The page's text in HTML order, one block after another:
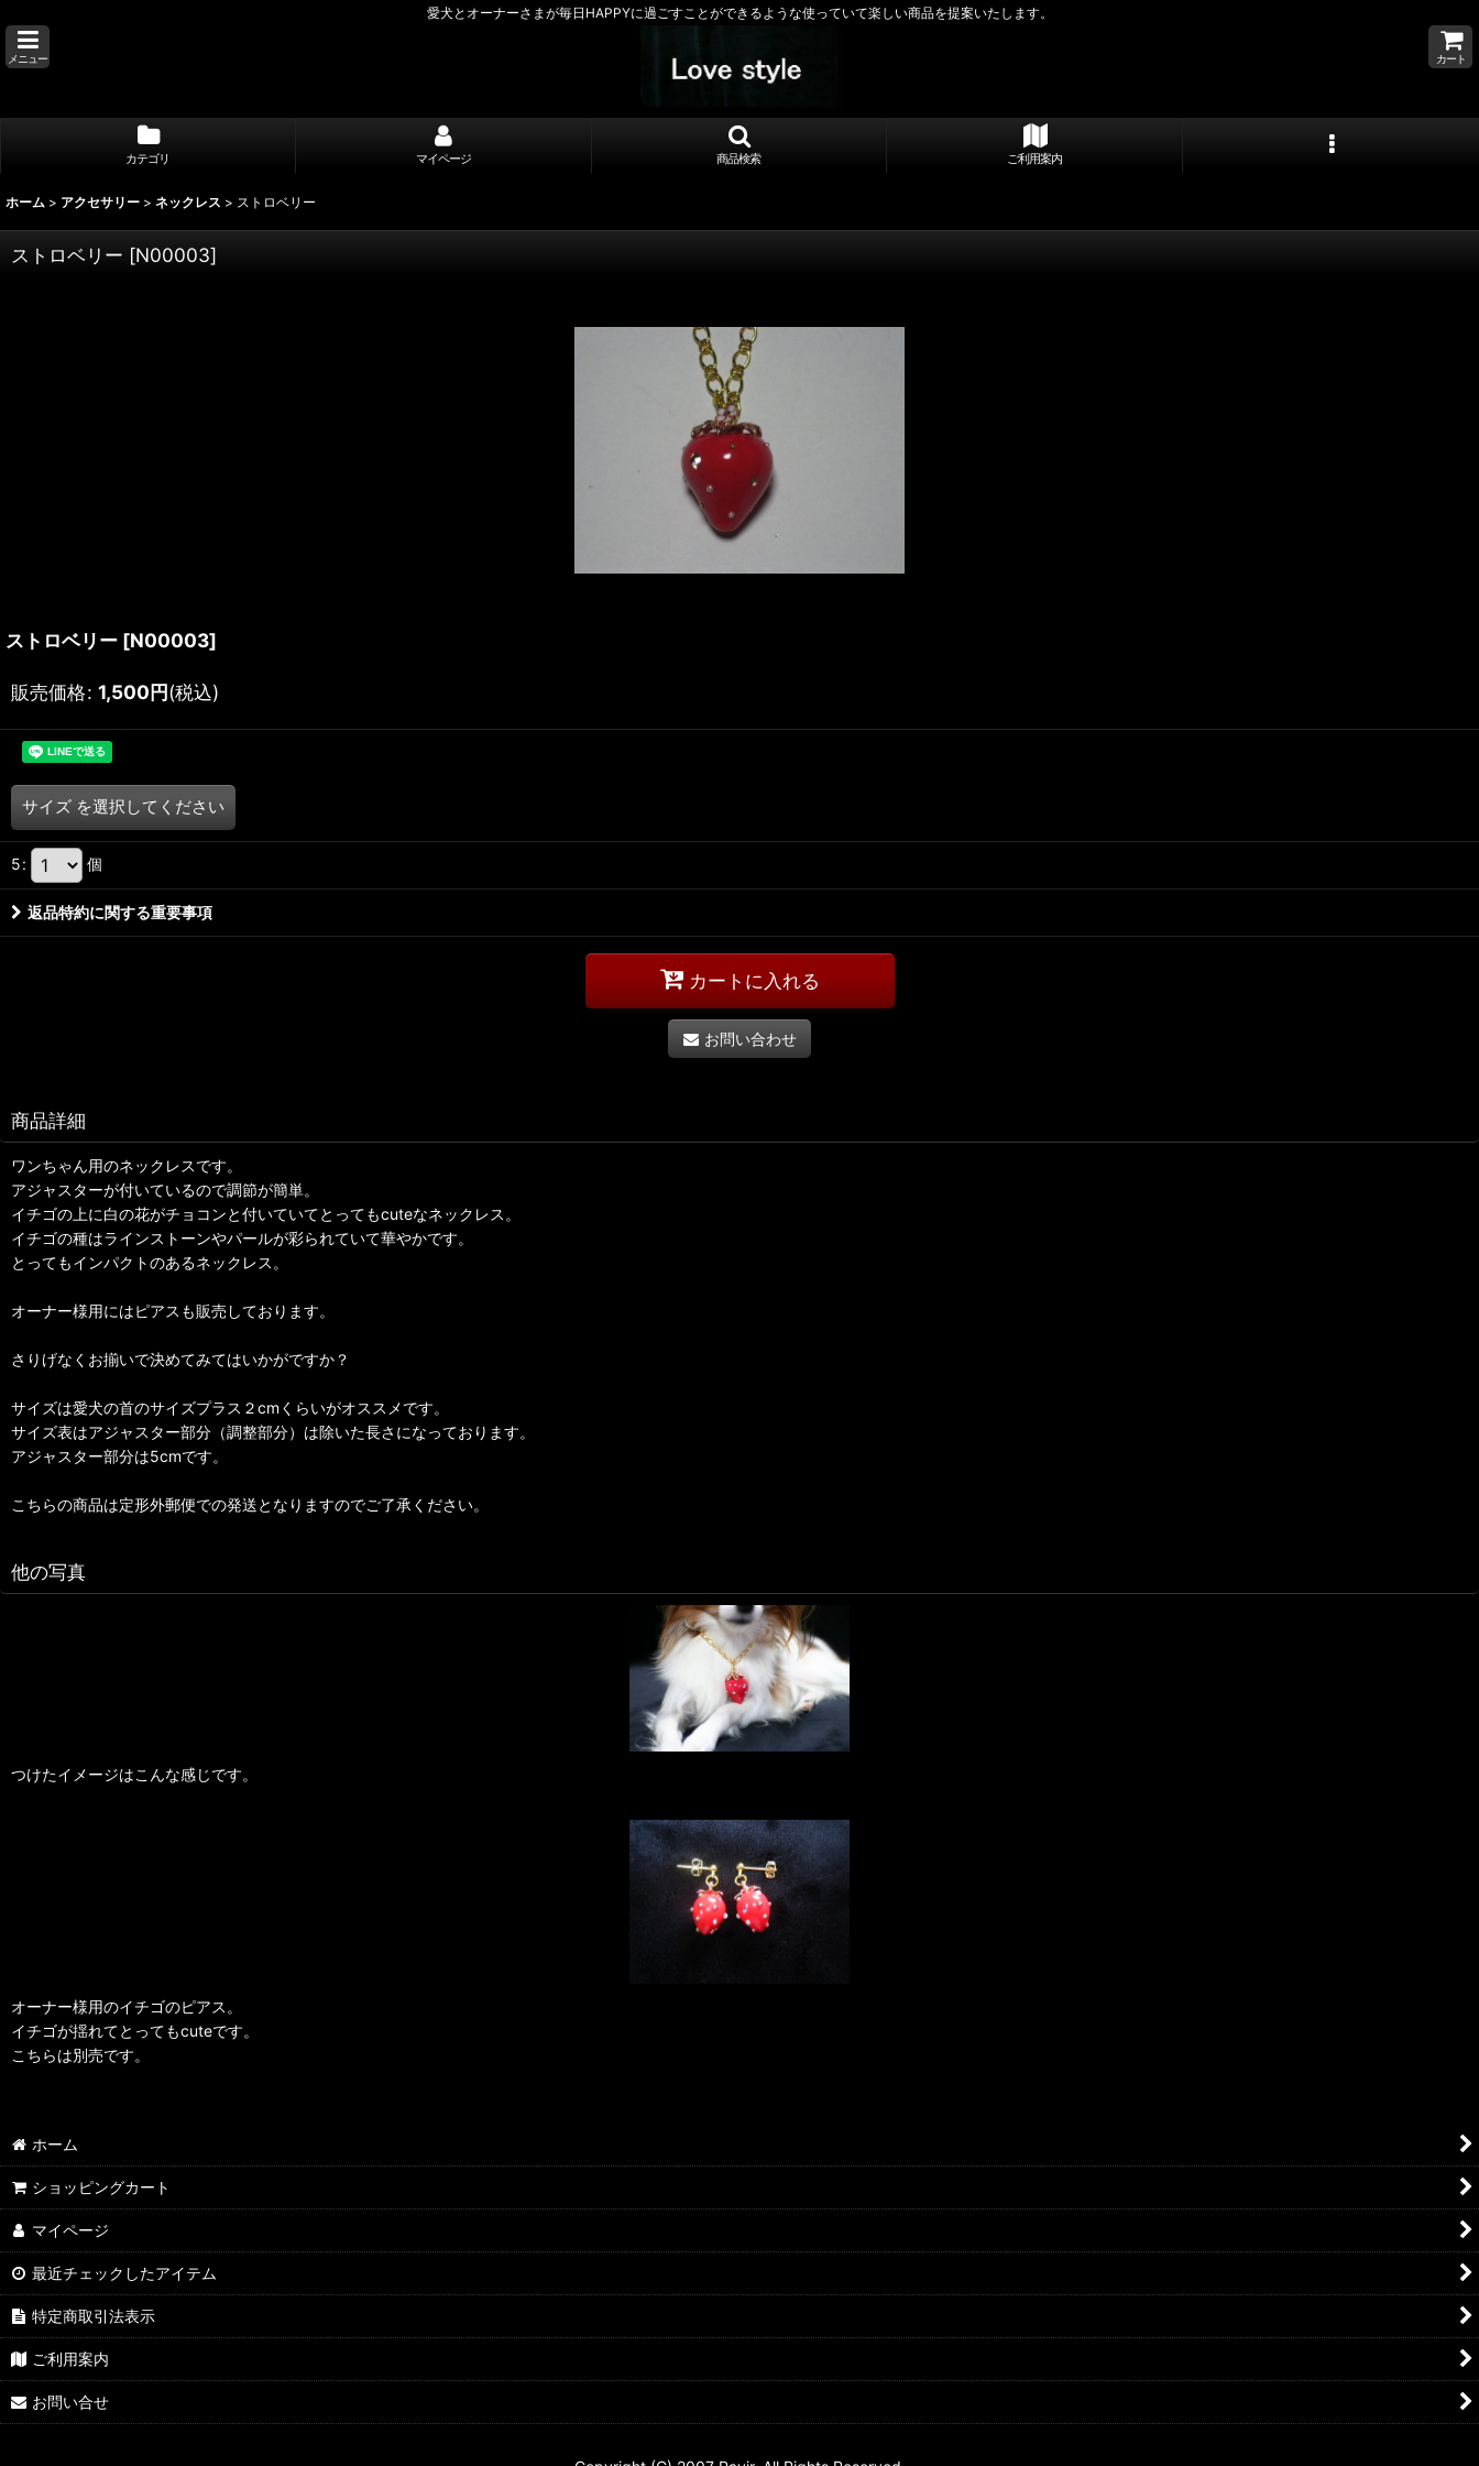
愛犬とオーナーさまが毎日HAPPYに過ごすことができるような使っていて楽しい商品を提案いたします。
メニュー カート
カテゴリ マイページ 商品検索 ご利用案内
ホーム > アクセサリー > ネックレス > ストロベリー
ストロベリー [N00003]
ストロベリー [N00003]
販売価格: 1,500円(税込)
サイズ を選択してください
5: 個
返品特約に関する重要事項
カートに入れる
お問い合わせ
商品詳細
ワンちゃん用のネックレスです。
アジャスターが付いているので調節が簡単。
イチゴの上に白の花がチョコンと付いていてとってもcuteなネックレス。
イチゴの種はラインストーンやパールが彩られていて華やかです。
とってもインパクトのあるネックレス。
オーナー様用にはピアスも販売しております。
さりげなくお揃いで決めてみてはいかがですか？
サイズは愛犬の首のサイズプラス２cmくらいがオススメです。
サイズ表はアジャスター部分（調整部分）は除いた長さになっております。
アジャスター部分は5cmです。
こちらの商品は定形外郵便での発送となりますのでご了承ください。
他の写真
つけたイメージはこんな感じです。
オーナー様用のイチゴのピアス。
イチゴが揺れてとってもcuteです。
こちらは別売です。
ホーム
ショッピングカート
マイページ
最近チェックしたアイテム
特定商取引法表示
ご利用案内
お問い合せ